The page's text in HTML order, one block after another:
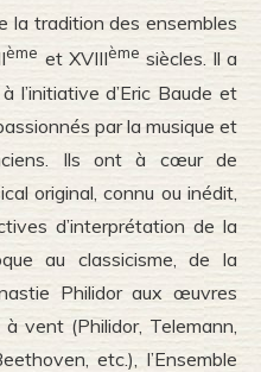
la tradition des ensembles
ème et XVIIIème siècles. Il a
d’Eric Baude et
par la musique et
Ils ont à cœur de
original, connu ou inédit,
d’interprétation de la
au classicisme, de la
Philidor aux œuvres
vent (Philidor, Telemann,
etc.), l’Ensemble